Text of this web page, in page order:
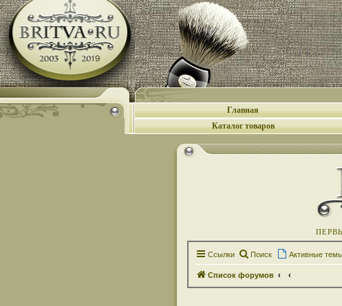
Главная
Каталог товаров
Ссылки Поиск Активные
Список форумов